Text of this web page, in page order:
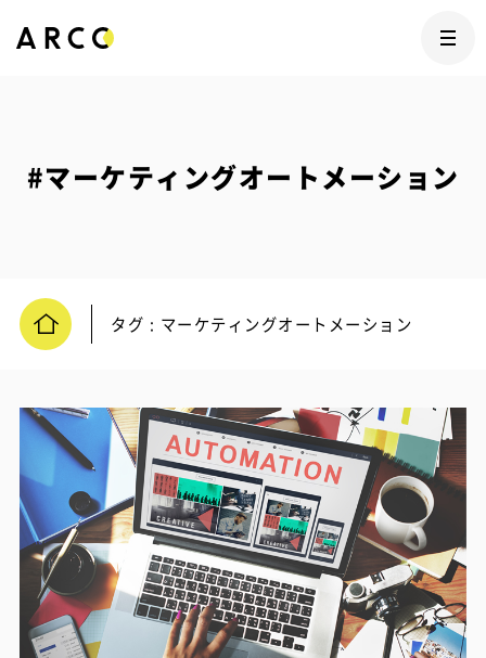
#マーケティングオートメーション
タグ : マーケティングオートメーション